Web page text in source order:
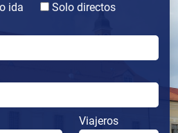
ida
Solo directos
Viajeros